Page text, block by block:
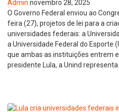
Admin novembro 28, 2025
O Governo Federal enviou ao
feira (27), projetos de lei para a
universidades federais: a
a Universidade Federal do Esporte
que ambas as instituições entrem
presidente Lula, a Unind representa